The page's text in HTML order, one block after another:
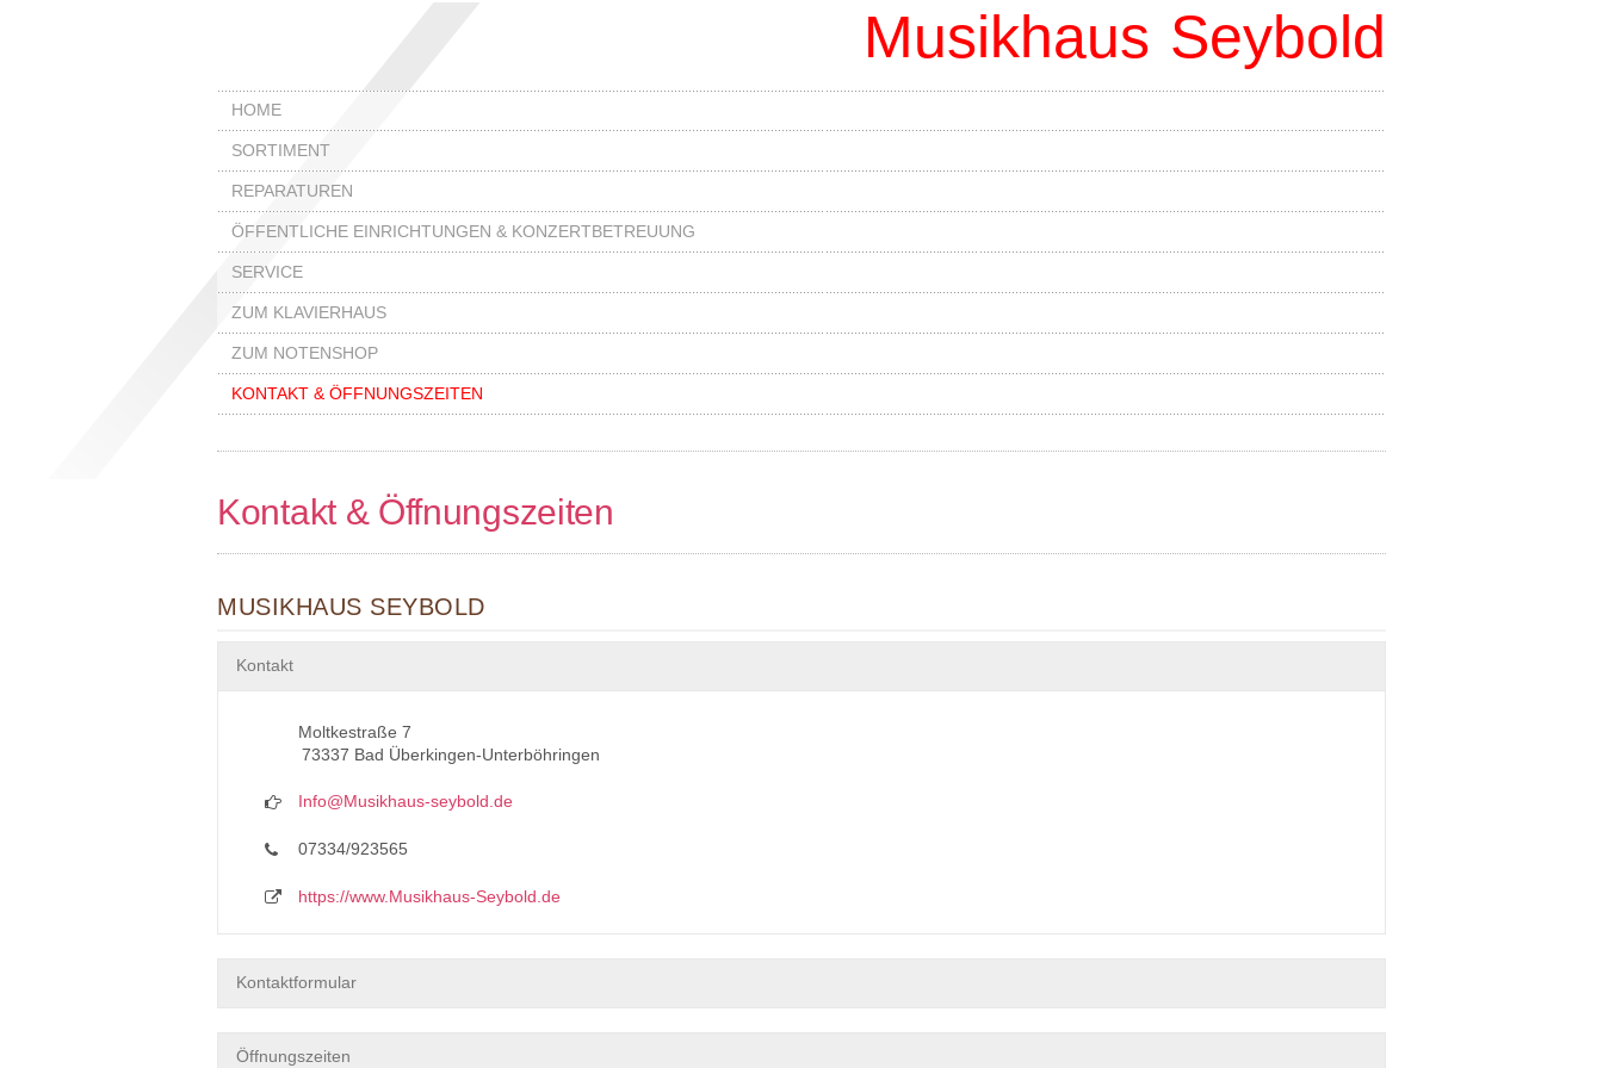
Musikhaus Seybold
HOME
SORTIMENT
REPARATUREN
ÖFFENTLICHE EINRICHTUNGEN & KONZERTBETREUUNG
SERVICE
ZUM KLAVIERHAUS
ZUM NOTENSHOP
KONTAKT & ÖFFNUNGSZEITEN
Kontakt & Öffnungszeiten
MUSIKHAUS SEYBOLD
Kontakt
Moltkestraße 7
73337 Bad Überkingen-Unterböhringen
Info@Musikhaus-seybold.de
07334/923565
https://www.Musikhaus-Seybold.de
Kontaktformular
Öffnungszeiten